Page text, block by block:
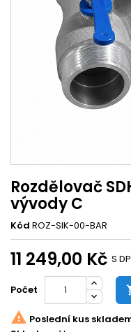
Rozdělovač
vývody C
Kód ROZ-SIK-00-BAR
11 249,00 Kč S
Počet
 Poslední kus